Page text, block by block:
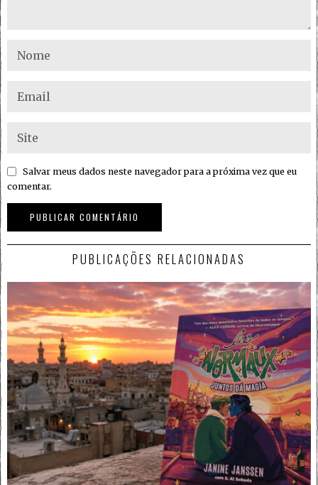
Salvar meus dados neste navegador para a próxima vez que eu
comentar.
PUBLICAÇÕES RELACIONADAS